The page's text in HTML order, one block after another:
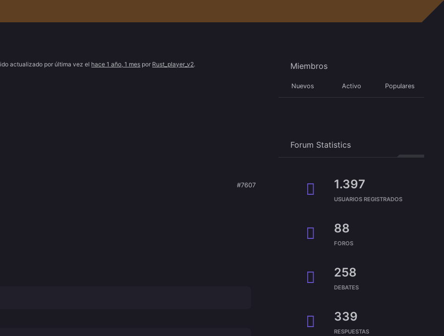
actualizado por última vez el hace 1 año, 1 mes por Rust_player_v2.
#7607
Miembros
Nuevos Activo Populares
Forum Statistics
1.397
USUARIOS REGISTRADOS
88
FOROS
258
DEBATES
339
RESPUESTAS